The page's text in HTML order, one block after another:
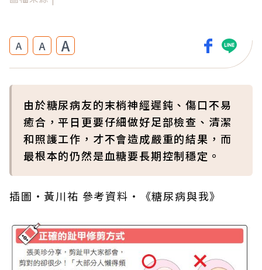
A A A
由於糖尿病友的末梢神經遲鈍、傷口不易
癒合，平日更要仔細做好足部檢查、清潔
和照護工作，才不會造成嚴重的結果，而
最根本的仍然是血糖要長期控制穩定。
插圖‧黃川祐 參考資料‧《糖尿病與我》